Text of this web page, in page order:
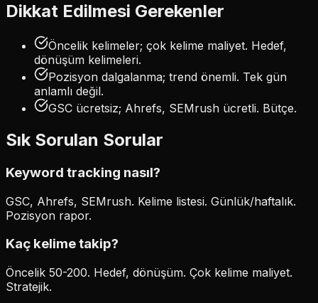
Dikkat Edilmesi Gerekenler
Öncelik kelimeler; çok kelime maliyet. Hedef,
dönüşüm kelimeleri.
Pozisyon dalgalanma; trend önemli. Tek gün
anlamlı değil.
GSC ücretsiz; Ahrefs, SEMrush ücretli. Bütçe.
Sık Sorulan Sorular
Keyword tracking nasıl?
GSC, Ahrefs, SEMrush. Kelime listesi. Günlük/haftalık.
Pozisyon rapor.
Kaç kelime takip?
Öncelik 50-200. Hedef, dönüşüm. Çok kelime maliyet.
Stratejik.